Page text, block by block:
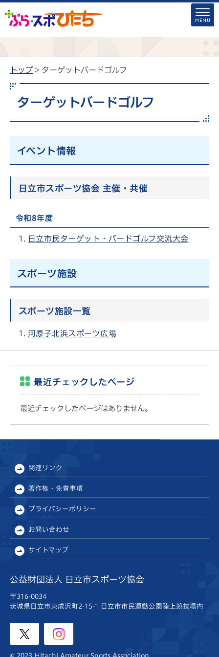
トップ > ターゲットバードゴルフ
ターゲットバードゴルフ
イベント情報
日立市スポーツ協会 主催・共催
令和8年度
日立市民ターゲット・バードゴルフ交流大会
スポーツ施設
スポーツ施設一覧
河原子北浜スポーツ広場
最近チェックしたページ
最近チェックしたページはありません。
関連リンク
著作権・免責事項
プライバシーポリシー
お問い合わせ
サイトマップ
公益財団法人 日立市スポーツ協会
〒316-0034
茨城県日立市東成沢町2-15-1
日立市市民運動公園陸上競技場内